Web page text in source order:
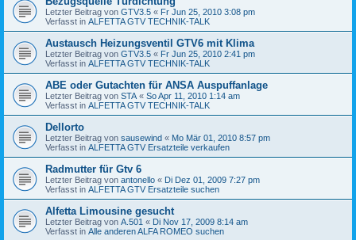
Letzter Beitrag von GTV3.5 « Fr Jun 25, 2010 3:08 pm
Verfasst in ALFETTA GTV TECHNIK-TALK
Austausch Heizungsventil GTV6 mit Klima
Letzter Beitrag von GTV3.5 « Fr Jun 25, 2010 2:41 pm
Verfasst in ALFETTA GTV TECHNIK-TALK
ABE oder Gutachten für ANSA Auspuffanlage
Letzter Beitrag von STA « So Apr 11, 2010 1:14 am
Verfasst in ALFETTA GTV TECHNIK-TALK
Dellorto
Letzter Beitrag von sausewind « Mo Mär 01, 2010 8:57 pm
Verfasst in ALFETTA GTV Ersatzteile verkaufen
Radmutter für Gtv 6
Letzter Beitrag von antonello « Di Dez 01, 2009 7:27 pm
Verfasst in ALFETTA GTV Ersatzteile suchen
Alfetta Limousine gesucht
Letzter Beitrag von A.501 « Di Nov 17, 2009 8:14 am
Verfasst in Alle anderen ALFA ROMEO suchen